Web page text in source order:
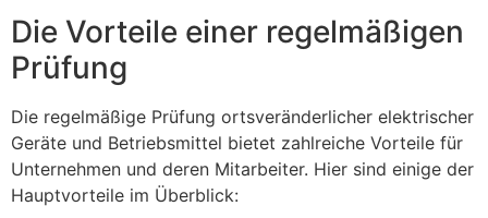
Die Vorteile einer regelmäßigen
Prüfung
Die regelmäßige Prüfung ortsveränderlicher elektrischer
Geräte und Betriebsmittel bietet zahlreiche Vorteile für
Unternehmen und deren Mitarbeiter. Hier sind einige der
Hauptvorteile im Überblick: